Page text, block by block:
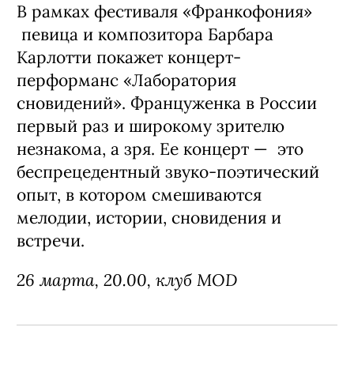
В рамках фестиваля «Франкофония»
певица и композитора Барбара
Карлотти покажет концерт-
перформанс «Лаборатория
сновидений». Француженка в России
первый раз и широкому зрителю
незнакома, а зря. Ее концерт — это
беспрецедентный звуко-поэтический
опыт, в котором смешиваются
мелодии, истории, сновидения и
встречи.
26 марта, 20.00, клуб MOD